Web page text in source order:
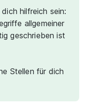
hilfreich sein:
allgemeiner
geschrieben ist
Stellen für dich